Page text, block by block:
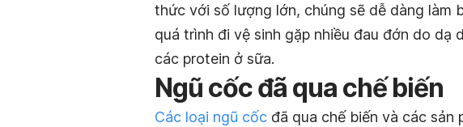
thức với số lượng lớn, chúng sẽ dễ dàng làm
quá trình đi vệ sinh gặp nhiều đau đớn do
các protein ở sữa.
Ngũ cốc đã qua chế biến
Các loại ngũ cốc đã qua chế biến và các sản